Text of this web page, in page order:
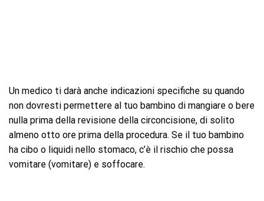
Un medico ti darà anche indicazioni specifiche su quando
non dovresti permettere al tuo bambino di mangiare o bere
nulla prima della revisione della circoncisione, di solito
almeno otto ore prima della procedura. Se il tuo bambino
ha cibo o liquidi nello stomaco, c’è il rischio che possa
vomitare (vomitare) e soffocare.